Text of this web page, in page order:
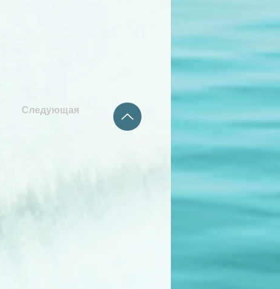
Следующая